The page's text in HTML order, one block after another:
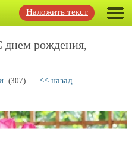
Наложить текст
днем рождения,
(307) << назад